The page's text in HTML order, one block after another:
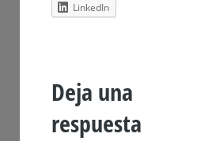
LinkedIn
Deja una
respuesta